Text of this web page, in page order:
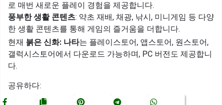
로 매번 새로운 플레이 경험을 제공합니다.
풍부한 생활 콘텐츠: 약초 재배, 채광, 낚시, 미니게임 등 다양
한 생활 콘텐츠를 통해 게임의 즐거움을 더합니다.
현재 붉은 신화: 나타는 플레이스토어, 앱스토어, 원스토어,
갤럭시스토어에서 다운로드 가능하며, PC 버전도 제공합니
다.
공유하다: